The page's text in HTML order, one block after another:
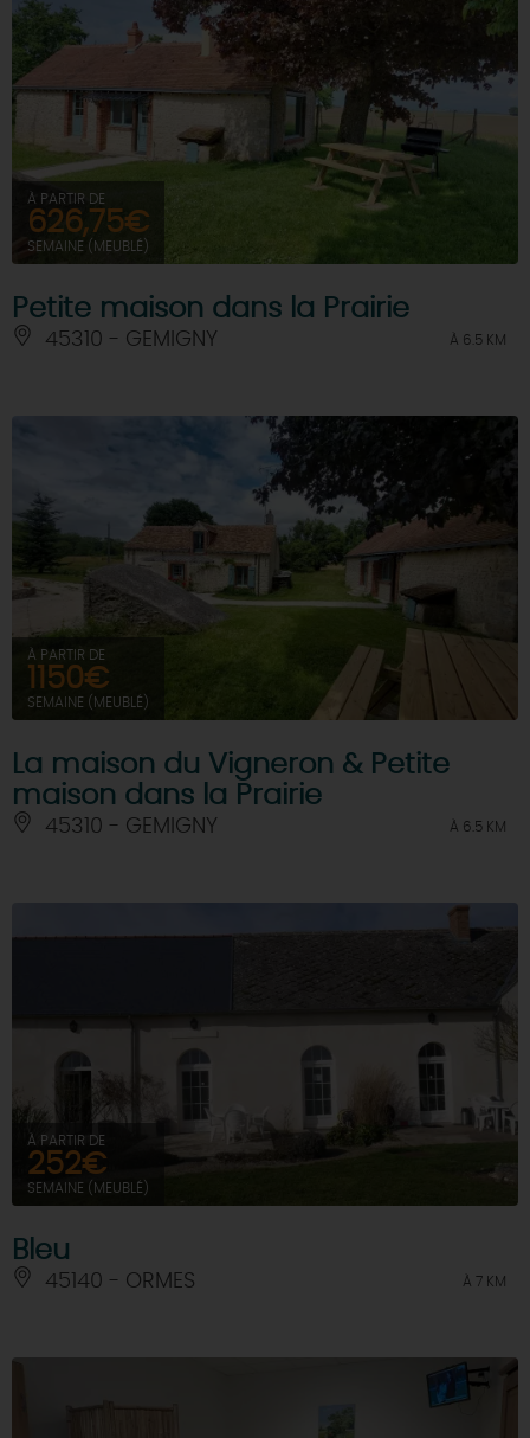
À PARTIR DE
626,75€
SEMAINE (MEUBLÉ)
Petite maison dans la Prairie
45310 - GEMIGNY À 6.5 KM
À PARTIR DE
1150€
SEMAINE (MEUBLÉ)
La maison du Vigneron & Petite
maison dans la Prairie
45310 - GEMIGNY À 6.5 KM
À PARTIR DE
252€
SEMAINE (MEUBLÉ)
Bleu
45140 - ORMES À 7 KM